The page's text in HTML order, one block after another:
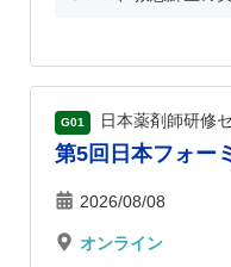
G01 日本薬剤師研修
第5回日本フォー
2026/08/08
オンライン